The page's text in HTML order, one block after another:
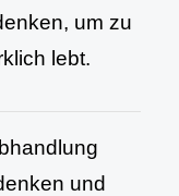
um zu
lebt.
und